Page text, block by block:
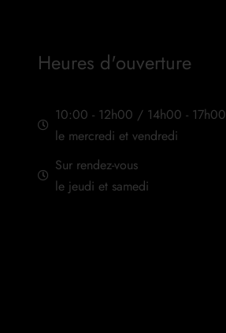
Heures d'ouverture
10:00 - 12h00 / 14h00 - 17h00
le mercredi et vendredi
Sur rendez-vous
le jeudi et samedi